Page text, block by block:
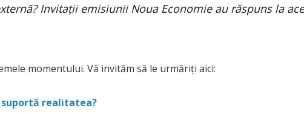
Invitații emisiunii Noua Economie au răspuns la
momentului. Vă invităm să le urmăriți aici:
suportă realitatea?